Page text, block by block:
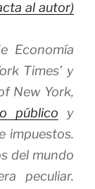
al autor)
Economía
Times’ y
New York,
público y
impuestos.
del mundo
peculiar.